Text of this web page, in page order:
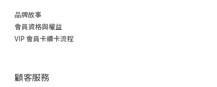
品牌故事
會員資格與權益
VIP 會員卡續卡流程
顧客服務